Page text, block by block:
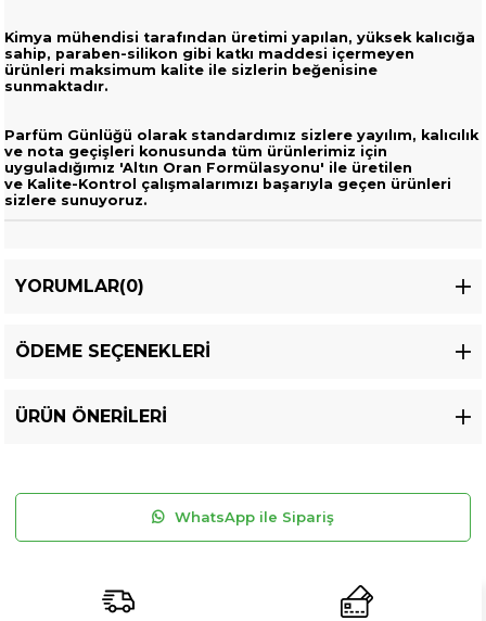
Kimya mühendisi tarafından üretimi yapılan, yüksek kalıcığa
sahip, paraben-silikon gibi katkı maddesi içermeyen
ürünleri maksimum kalite ile sizlerin beğenisine
sunmaktadır.
Parfüm Günlüğü olarak standardımız sizlere yayılım, kalıcılık
ve nota geçişleri konusunda tüm ürünlerimiz için
uyguladığımız 'Altın Oran Formülasyonu' ile üretilen
ve Kalite-Kontrol çalışmalarımızı başarıyla geçen ürünleri
sizlere sunuyoruz.
YORUMLAR(0)
ÖDEME SEÇENEKLERI
ÜRÜN ÖNERILERI
WhatsApp ile Sipariş